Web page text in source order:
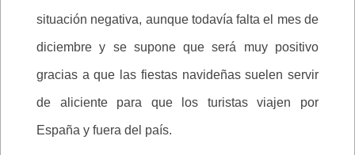
situación negativa, aunque todavía falta el mes de
diciembre y se supone que será muy positivo
gracias a que las fiestas navideñas suelen servir
de aliciente para que los turistas viajen por
España y fuera del país.